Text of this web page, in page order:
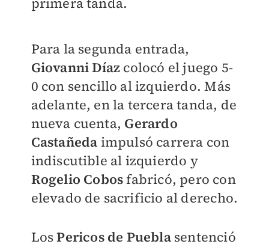
Para la segunda entrada,
Giovanni Díaz colocó el juego 5-
0 con sencillo al izquierdo. Más
adelante, en la tercera tanda, de
nueva cuenta, Gerardo
Castañeda impulsó carrera con
indiscutible al izquierdo y
Rogelio Cobosfabricó, pero con
elevado de sacrificio al derecho.
LosPericos de Pueblasentenció